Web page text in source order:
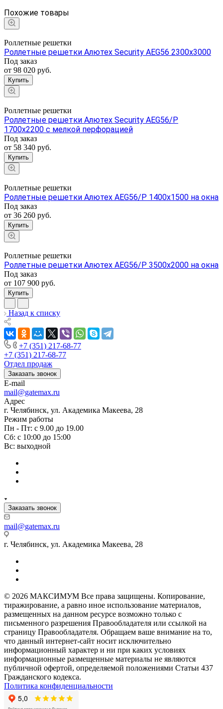
Похожие товары
Роллетные решетки
Роллетные решетки Алютех Security AEG56 2300x3000
Под заказ
от 98 020 руб.
Купить
Роллетные решетки
Роллетные решетки Алютех Security AEG56/P
1700x2200 с мелкой перфорацией
Под заказ
от 58 340 руб.
Купить
Роллетные решетки
Роллетные решетки Алютех AEG56/P 1400x1500 на окна
Под заказ
от 36 260 руб.
Купить
Роллетные решетки
Роллетные решетки Алютех AEG56/P 3500x2000 на окна
Под заказ
от 107 900 руб.
Купить
Назад к списку
+7 (351) 217-68-77
+7 (351) 217-68-77
Отдел продаж
Заказать звонок
E-mail
mail@gatemax.ru
Адрес
г. Челябинск, ул. Академика Макеева, 28
Режим работы
Пн - Пт: с 9.00 до 19.00
Сб: с 10:00 до 15:00
Вс: выходной
Заказать звонок
mail@gatemax.ru
г. Челябинск, ул. Академика Макеева, 28
© 2026 МАКСИМУМ Все права защищены. Копирование,
тиражирование, а равно иное использование материалов,
размещенных на данном ресурсе возможно только с
письменного разрешения Правообладателя или ссылкой на
страницу Правообладателя. Обращаем ваше внимание на то,
что данный интернет-сайт носит исключительно
информационный характер и ни при каких условиях
информационные размещенные материалы не являются
публичной офертой, определяемой положениями Статьи 437
Гражданского кодекса.
Политика конфиденциальности